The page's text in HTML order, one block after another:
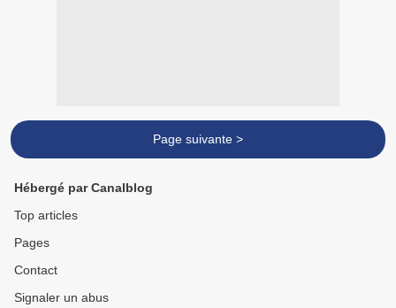
Page suivante >
Hébergé par Canalblog
Top articles
Pages
Contact
Signaler un abus